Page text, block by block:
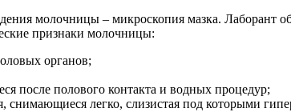
молочницы – микроскопия мазка.
признаки молочницы:
органов;
после полового контакта и водных процедур;
снимающиеся легко, слизистая под которыми